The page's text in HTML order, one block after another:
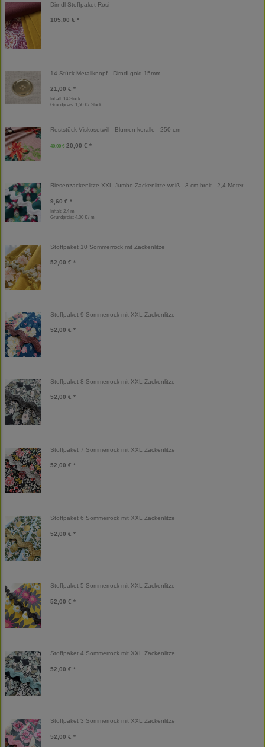
Dirndl Stoffpaket Rosi
105,00 € *
14 Stück Metallknopf - Dirndl gold 15mm
21,00 € *
Inhalt: 14 Stück
Grundpreis: 1,50 € / Stück
Reststück Viskosetwill - Blumen koralle - 250 cm
40,00 € 20,00 € *
Riesenzackenlitze XXL Jumbo Zackenlitze weiß - 3 cm breit - 2,4 Meter
9,60 € *
Inhalt: 2,4 m
Grundpreis: 4,00 € / m
Stoffpaket 10 Sommerrock mit Zackenlitze
52,00 € *
Stoffpaket 9 Sommerrock mit XXL Zackenlitze
52,00 € *
Stoffpaket 8 Sommerrock mit XXL Zackenlitze
52,00 € *
Stoffpaket 7 Sommerrock mit XXL Zackenlitze
52,00 € *
Stoffpaket 6 Sommerrock mit XXL Zackenlitze
52,00 € *
Stoffpaket 5 Sommerrock mit XXL Zackenlitze
52,00 € *
Stoffpaket 4 Sommerrock mit XXL Zackenlitze
52,00 € *
Stoffpaket 3 Sommerrock mit XXL Zackenlitze
52,00 € *